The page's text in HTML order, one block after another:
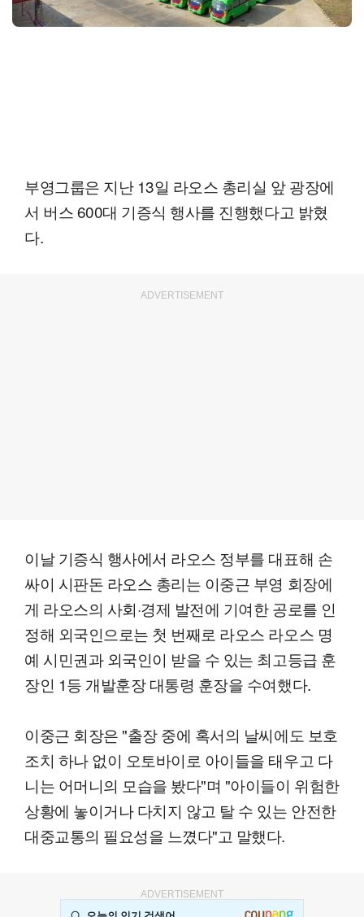
부영그룹은 지난 13일 라오스 총리실 앞 광장에
서 버스 600대 기증식 행사를 진행했다고 밝혔
다.
ADVERTISEMENT
이날 기증식 행사에서 라오스 정부를 대표해 손
싸이 시판돈 라오스 총리는 이중근 부영 회장에
게 라오스의 사회·경제 발전에 기여한 공로를 인
정해 외국인으로는 첫 번째로 라오스 라오스 명
예 시민권과 외국인이 받을 수 있는 최고등급 훈
장인 1등 개발훈장 대통령 훈장을 수여했다.
이중근 회장은 "출장 중에 혹서의 날씨에도 보호
조치 하나 없이 오토바이로 아이들을 태우고 다
니는 어머니의 모습을 봤다"며 "아이들이 위험한
상황에 놓이거나 다치지 않고 탈 수 있는 안전한
대중교통의 필요성을 느꼈다"고 말했다.
ADVERTISEMENT